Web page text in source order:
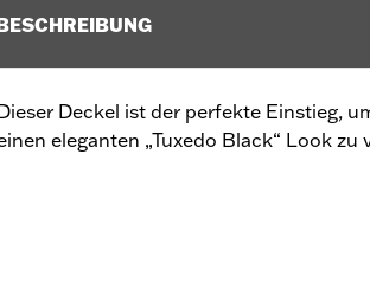
Deckel ist der perfekte Einstieg,
eleganten „Tuxedo Black“ Look zu